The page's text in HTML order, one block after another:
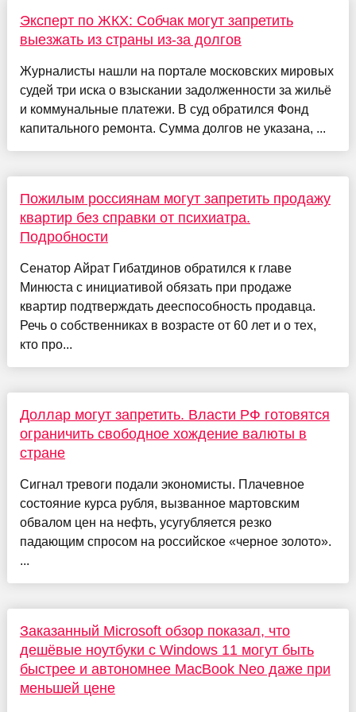
Эксперт по ЖКХ: Собчак могут запретить
выезжать из страны из-за долгов
Журналисты нашли на портале московских мировых
судей три иска о взыскании задолженности за жильё
и коммунальные платежи. В суд обратился Фонд
капитального ремонта. Сумма долгов не указана, ...
Пожилым россиянам могут запретить продажу
квартир без справки от психиатра.
Подробности
Сенатор Айрат Гибатдинов обратился к главе
Минюста с инициативой обязать при продаже
квартир подтверждать дееспособность продавца.
Речь о собственниках в возрасте от 60 лет и о тех,
кто про...
Доллар могут запретить. Власти РФ готовятся
ограничить свободное хождение валюты в
стране
Сигнал тревоги подали экономисты. Плачевное
состояние курса рубля, вызванное мартовским
обвалом цен на нефть, усугубляется резко
падающим спросом на российское «черное золото».
...
Заказанный Microsoft обзор показал, что
дешёвые ноутбуки с Windows 11 могут быть
быстрее и автономнее MacBook Neo даже при
меньшей цене